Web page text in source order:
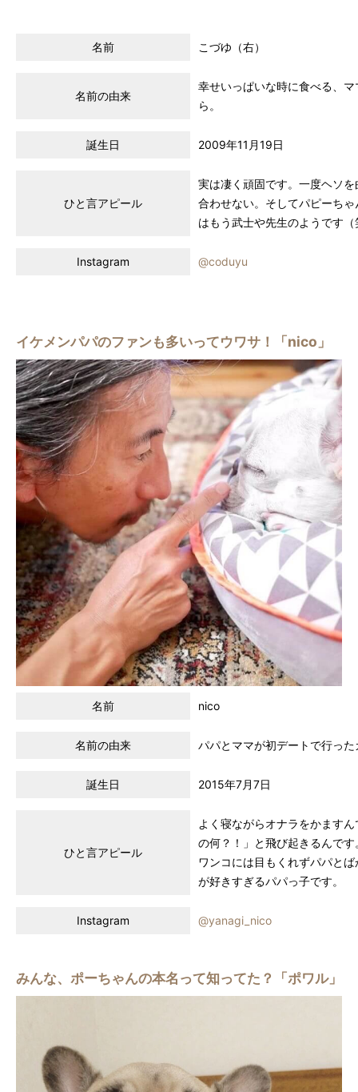
名前 こづゆ（右）
名前の由来
幸せいっぱいな時に食べる、
ら。
誕生日 2009年11月19日
ひと言アピール
実は凄く頑固です。一度ヘソ
合わせない。そしてパピーち
はもう武士や先生のようです（
Instagram @coduyu
イケメンパパのファンも多いってウワサ！「nico」
名前 nico
名前の由来 パパとママが初デートで行っ
誕生日 2015年7月7日
ひと言アピール
よく寝ながらオナラをかます
の何？！」と飛び起きるんで
ワンコには目もくれずパパと
が好きすぎるパパっ子です。
Instagram @yanagi_nico
みんな、ポーちゃんの本名って知ってた？「ポワル」